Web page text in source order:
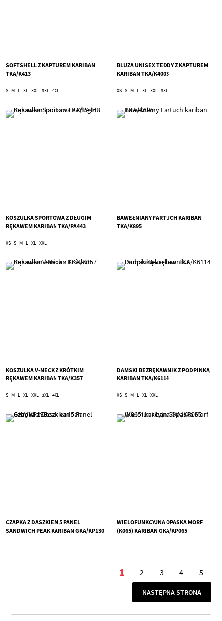
SOFTSHELL Z KAPTUREM KARIBAN
TKA/K413
S M L XL XXL 3XL 4XL
BLUZA UNISEX TEDDY Z KAPTUREM
KARIBAN TKA/K4003
XS S M L XL XXL 3XL
KOSZULKA SPORTOWA Z DŁUGIM
RĘKAWEM KARIBAN TKA/PA443
XS S M L XL XXL
BAWEŁNIANY FARTUCH KARIBAN
TKA/K895
KOSZULKA V-NECK Z KRÓTKIM
RĘKAWEM KARIBAN TKA/K357
S M L XL XXL 3XL 4XL
DAMSKI BEZRĘKAWNIK Z PODPINKĄ
KARIBAN TKA/K6114
XS S M L XL XXL
CZAPKA Z DASZKIEM 5 PANEL
SANDWICH PEAK KARIBAN GKA/KP130
WIELOFUNKCYJNA OPASKA MORF
(K065) KARIBAN GKA/KP065
Aktualnie czytasz
1 Strona
2 Strona
3 Strona
4 5
STRONA
NASTĘPNA STRONA